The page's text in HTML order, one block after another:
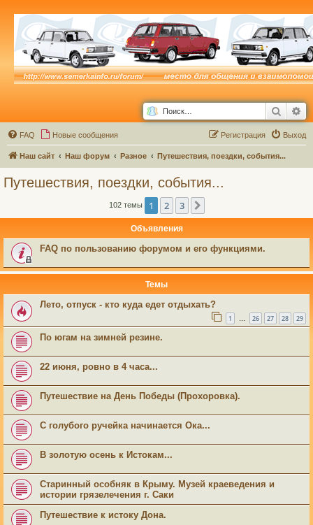
Поиск
FAQ Новые сообщения Выход
Регистрация
Наш сайт Наш форум Разное Путешествия, поездки, события...
Путешествия, поездки, события...
102 темы 1 2 3
Объявления
FAQ по пользованию форумом и его функциями.
Темы
Лето, отпуск - кто куда едет отдыхать?
1 … 26 27 28 29
По югам на зимней резине.
22 июня, ровно в 4 часа...
Путешествие на День Победы (Прохоровка).
С голубого ручейка начинается Ока...
В золотую осень к Истокам...
Старинный особняк в Крыму. Музей краеведения и
истории грязелечения г. Саки
Путешествие к истоку Дона.